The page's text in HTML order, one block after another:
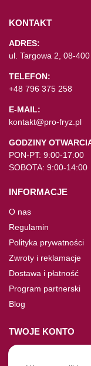
KONTAKT
ADRES:
ul. Targowa 2, 08-
TELEFON:
+48 796 375 258
E-MAIL:
kontakt@pro-fryz.pl
GODZINY
PON-PT: 9:00-17:00
SOBOTA: 9:00-14:00
INFORMACJE
O nas
Regulamin
Polityka prywatności
Zwroty i reklamacje
Dostawa i płatność
Program partnerski
Blog
TWOJE KONTO
Moje konto